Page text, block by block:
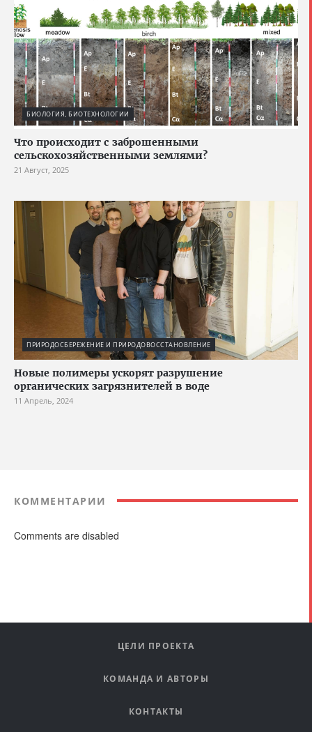
БИОЛОГИЯ, БИОТЕХНОЛОГИИ
Что происходит с заброшенными
сельскохозяйственными землями?
21 Август, 2025
ПРИРОДОСБЕРЕЖЕНИЕ И ПРИРОДОВОССТАНОВЛЕНИЕ
Новые полимеры ускорят разрушение
органических загрязнителей в воде
11 Апрель, 2024
КОММЕНТАРИИ
Comments are disabled
ЦЕЛИ ПРОЕКТА
КОМАНДА И АВТОРЫ
КОНТАКТЫ